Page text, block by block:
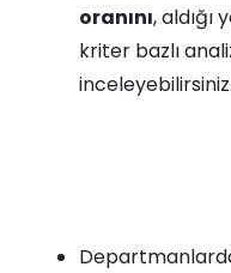
oranını, aldığı
kriter bazlı
inceleyebilirsiniz.